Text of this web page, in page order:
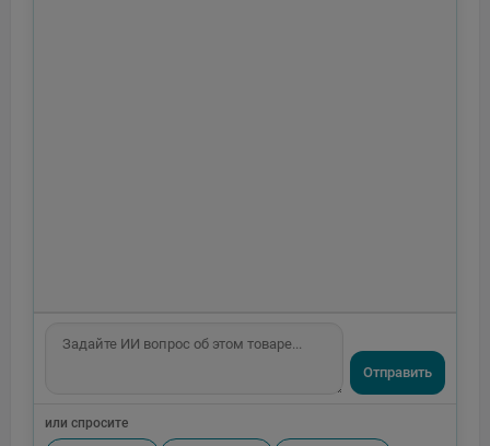
Отправить
или спросите